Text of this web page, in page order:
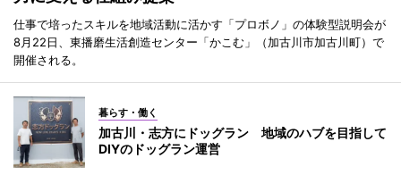
仕事で培ったスキルを地域活動に活かす「プロボノ」の体験型説明会が
8月22日、東播磨生活創造センター「かこむ」（加古川市加古川町）で
開催される。
暮らす・働く
加古川・志方にドッグラン 地域のハブを目指して
DIYのドッグラン運営